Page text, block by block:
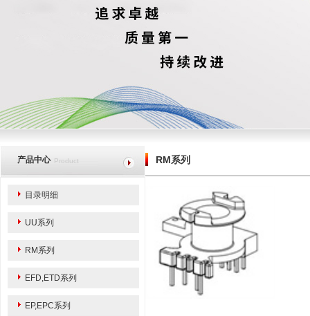
产品中心 Product
目录明细
UU系列
RM系列
EFD,ETD系列
EP,EPC系列
RM系列